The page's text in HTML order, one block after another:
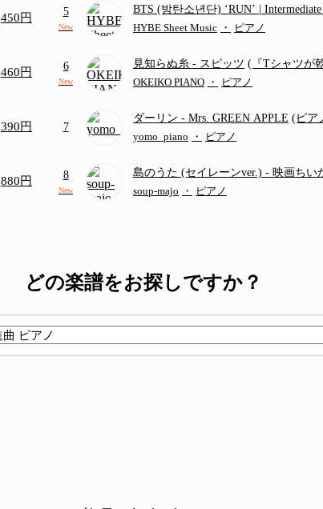
450円
460円
390円
880円
5
New
BTS (방탄소년단) ‘RUN’ | Intermediate
HYBE Sheet Music ・ ピアノ
6
New
見知らぬ糸 - スピッツ (『Tシャツが
題歌)
OKEIKO PIANO ・ ピアノ
7
ダーリン - Mrs. GREEN APPLE (ピア
／フルバージョン)
yomo_piano ・ ピアノ
8
New
島のうた (セイレーンver.) - 映画ちい
つ (ドレミ付き初級)
soup-majo ・ ピアノ
どの楽譜をお探しですか？